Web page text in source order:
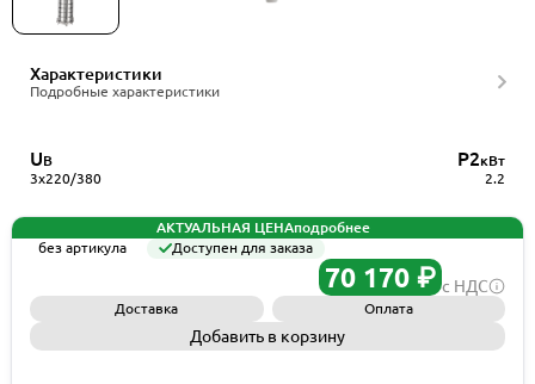
Характеристики
Подробные характеристики
UВ
3x220/380
P2кВт
2.2
АКТУАЛЬНАЯ ЦЕНАподробнее
без артикула
Доступен для заказа
70 170 ₽ с НДС
Доставка Оплата
Добавить в корзину